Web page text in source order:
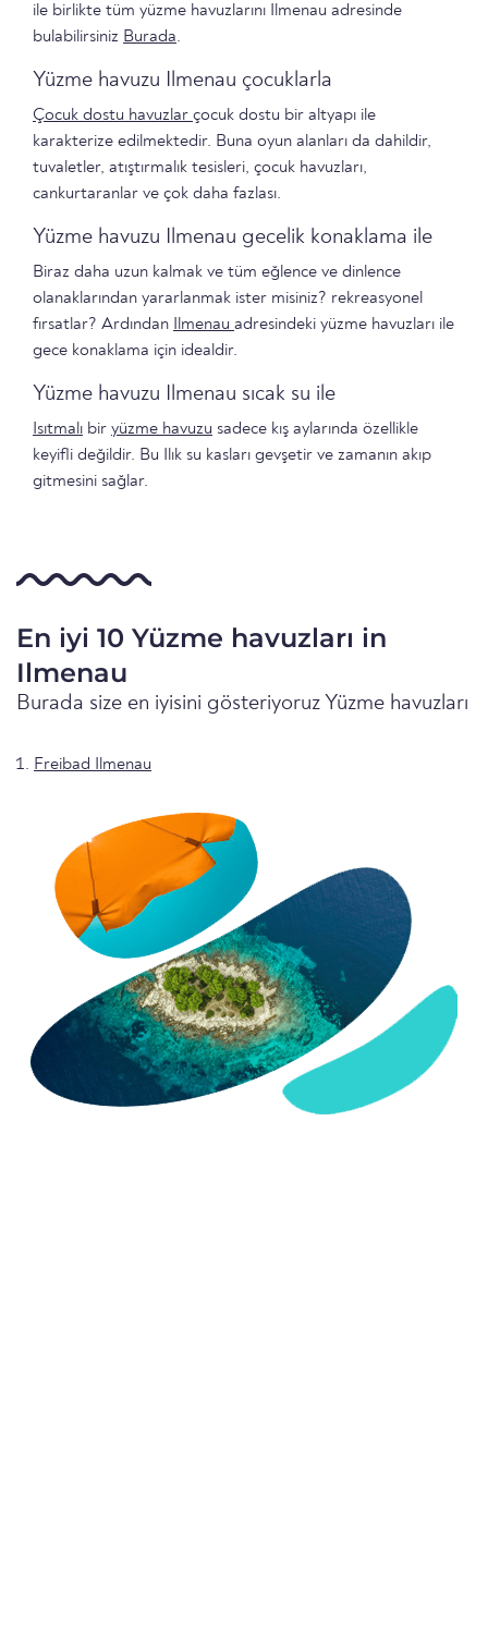
ile birlikte tüm yüzme havuzlarını Ilmenau adresinde
bulabilirsiniz Burada.
Yüzme havuzu Ilmenau çocuklarla
Çocuk dostu havuzlar çocuk dostu bir altyapı ile
karakterize edilmektedir. Buna oyun alanları da dahildir,
tuvaletler, atıştırmalık tesisleri, çocuk havuzları,
cankurtaranlar ve çok daha fazlası.
Yüzme havuzu Ilmenau gecelik konaklama ile
Biraz daha uzun kalmak ve tüm eğlence ve dinlence
olanaklarından yararlanmak ister misiniz? rekreasyonel
fırsatlar? Ardından
Ilmenau adresindeki yüzme havuzları ile
gece konaklama için idealdir.
Yüzme havuzu Ilmenau sıcak su ile
Isıtmalı bir yüzme havuzu sadece kış aylarında özellikle
keyifli değildir. Bu Ilık su kasları gevşetir ve zamanın akıp
gitmesini sağlar.
En iyi 10 Yüzme havuzları in
Ilmenau
Burada size en iyisini gösteriyoruz Yüzme havuzları
Freibad Ilmenau